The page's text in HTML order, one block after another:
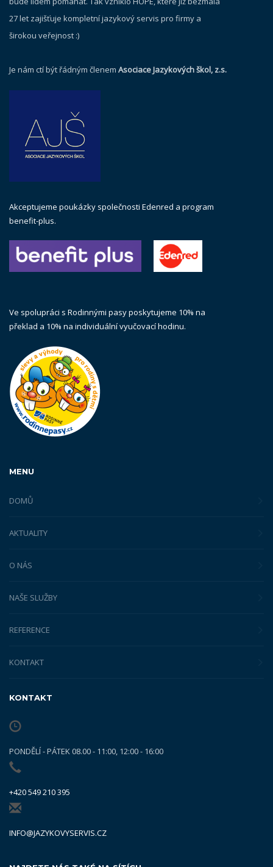
27 let zajišťuje kompletní jazykový servis pro firmy a
širokou veřejnost :)
Je nám ctí být řádným členem Asociace Jazykových škol, z.s.
Akceptujeme poukázky společnosti Edenred a program
benefit-plus.
Ve spolupráci s Rodinnými pasy poskytujeme 10% na
překlad a 10% na individuální vyučovací hodinu.
MENU
DOMŮ
AKTUALITY
O NÁS
NAŠE SLUŽBY
REFERENCE
KONTAKT
KONTAKT
PONDĚLÍ - PÁTEK 08.00 - 11:00, 12:00 - 16:00
+420 549 210 395
INFO@JAZYKOVYSERVIS.CZ